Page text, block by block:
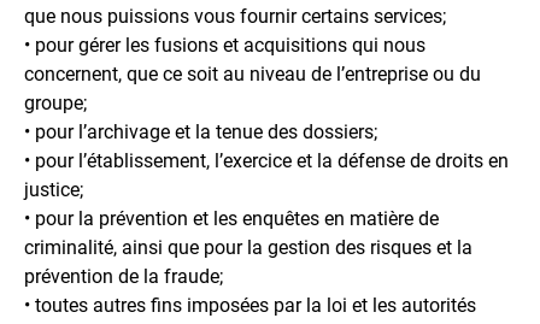
que nous puissions vous fournir certains services;
• pour gérer les fusions et acquisitions qui nous
concernent, que ce soit au niveau de l’entreprise ou du
groupe;
• pour l’archivage et la tenue des dossiers;
• pour l’établissement, l’exercice et la défense de droits en
justice;
• pour la prévention et les enquêtes en matière de
criminalité, ainsi que pour la gestion des risques et la
prévention de la fraude;
• toutes autres fins imposées par la loi et les autorités